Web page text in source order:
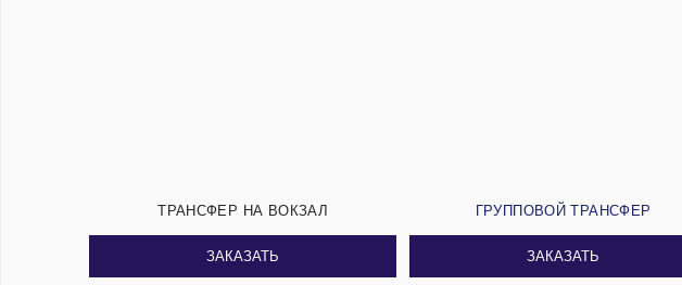
ТРАНСФЕР НА ВОКЗАЛ
ЗАКАЗАТЬ
ГРУППОВОЙ ТРАНСФЕР
ЗАКАЗАТЬ